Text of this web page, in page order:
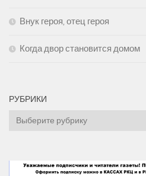
Внук героя, отец героя
Когда двор становится домом
РУБРИКИ
Рубрики